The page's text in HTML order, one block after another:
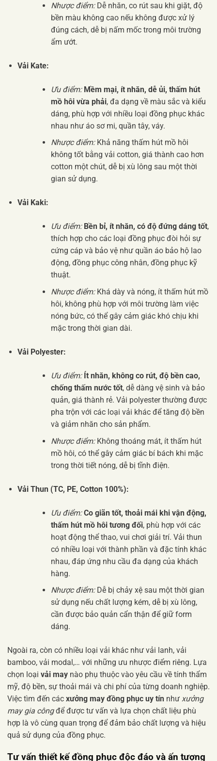
Nhược điểm:Dễ nhăn, co rút sau khi giặt, độ
bền màu không cao nếu không được xử lý
đúng cách, dễ bị nấm mốc trong môi trường
ẩm ướt.
Vải Kate:
Ưu điểm: Mềm mại, ít nhăn, dễ ủi, thấm hút
mồ hôi vừa phải, đa dạng về màu sắc và kiểu
dáng, phù hợp với nhiều loại đồng phục khác
nhau như áo sơ mi, quần tây, váy.
Nhược điểm:Khả năng thấm hút mồ hôi
không tốt bằng vải cotton, giá thành cao hơn
cotton một chút, dễ bị xù lông sau một thời
gian sử dụng.
Vải Kaki:
Ưu điểm: Bền bỉ, ít nhăn, có độ đứng dáng tốt,
thích hợp cho các loại đồng phục đòi hỏi sự
cứng cáp và bảo vệ như quần áo bảo hộ lao
động, đồng phục công nhân, đồng phục kỹ
thuật.
Nhược điểm:Khá dày và nóng, ít thấm hút mồ
hôi, không phù hợp với môi trường làm việc
nóng bức, có thể gây cảm giác khó chịu khi
mặc trong thời gian dài.
Vải Polyester:
Ưu điểm: Ít nhăn, không co rút, độ bền cao,
chống thấm nước tốt, dễ dàng vệ sinh và bảo
quản, giá thành rẻ. Vải polyester thường được
pha trộn với các loại vải khác để tăng độ bền
và giảm nhăn cho sản phẩm.
Nhược điểm:Không thoáng mát, ít thấm hút
mồ hôi, có thể gây cảm giác bí bách khi mặc
trong thời tiết nóng, dễ bị tĩnh điện.
Vải Thun (TC, PE, Cotton 100%):
Ưu điểm: Co giãn tốt, thoải mái khi vận động,
thấm hút mồ hôi tương đối, phù hợp với các
hoạt động thể thao, vui chơi giải trí. Vải thun
có nhiều loại với thành phần và đặc tính khác
nhau, đáp ứng nhu cầu đa dạng của khách
hàng.
Nhược điểm:Dễ bị chảy xệ sau một thời gian
sử dụng nếu chất lượng kém, dễ bị xù lông,
cần được bảo quản cẩn thận để giữ form
dáng.
Ngoài ra, còn có nhiều loại vải khác như vải lanh, vải
bamboo, vải modal,… với những ưu nhược điểm riêng. Lựa
chọn loại vải may nào phụ thuộc vào yêu cầu về tính thẩm
mỹ, độ bền, sự thoải mái và chi phí của từng doanh nghiệp.
Việc tìm đến các xưởng may đồng phục uy tín như xưởng
may gia côngđể được tư vấn và lựa chọn chất liệu phù
hợp là vô cùng quan trọng để đảm bảo chất lượng và hiệu
quả sử dụng của đồng phục.
Tư vấn thiết kế đồng phục độc đáo và ấn tượng